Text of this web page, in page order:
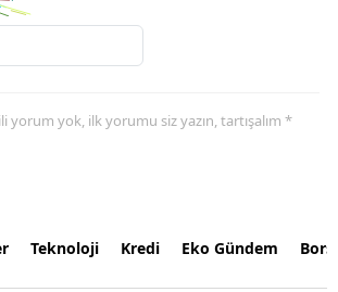
yorum yok, ilk yorumu siz yazın, tartışalım *
Teknoloji Kredi Eko Gündem